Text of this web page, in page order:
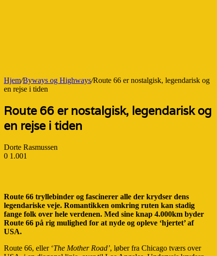
Hjem/Byways og Highways/Route 66 er nostalgisk, legendarisk og
en rejse i tiden
Route 66 er nostalgisk, legendarisk og
en rejse i tiden
Dorte Rasmussen
0 1.001
Route 66 tryllebinder og fascinerer alle der krydser dens
legendariske veje. Romantikken omkring ruten kan stadig
fange folk over hele verdenen. Med sine knap 4.000km byder
Route 66 på rig mulighed for at nyde og opleve ‘hjertet’ af
USA.
Route 66, eller ‘The Mother Road’, løber fra Chicago tværs over